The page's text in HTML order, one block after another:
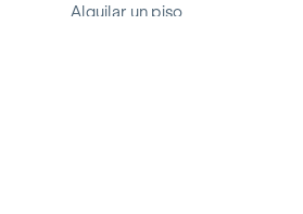
Alquilar un piso